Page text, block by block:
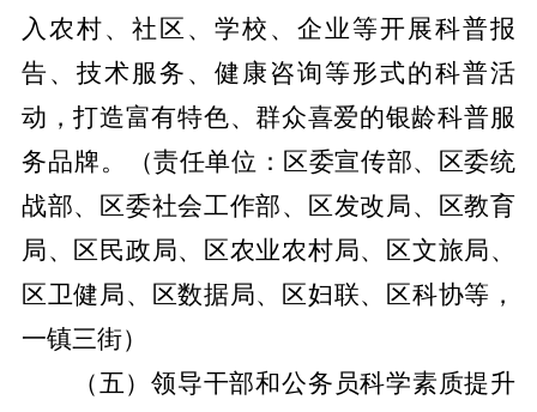
入农村、社区、学校、企业等开展科普报
告、技术服务、健康咨询等形式的科普活
动，打造富有特色、群众喜爱的银龄科普服
务品牌。
（责任单位：区委宣传部、区委统
战部、区委社会工作部、区发改局、区教育
局、区民政局、区农业农村局、区文旅局、
区卫健局、区数据局、区妇联、区科协等，
一镇三街）
（五）领导干部和公务员科学素质提升